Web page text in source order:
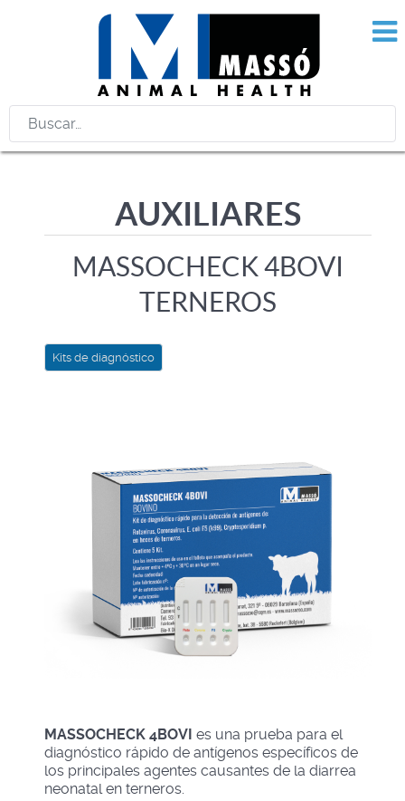
Buscar
AUXILIARES
MASSOCHECK 4BOVI
TERNEROS
Kits de diagnóstico
MASSOCHECK 4BOVI es una prueba para el
diagnóstico rápido de antígenos específicos de
los principales agentes causantes de la diarrea
neonatal en terneros.